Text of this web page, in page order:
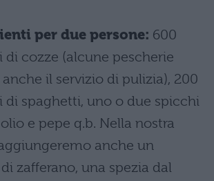
per due persone: 600
di cozze (alcune pescherie
il servizio di pulizia), 200
di spaghetti, uno o due spicchi
olio e pepe q.b. Nella nostra
anche un
zafferano, una spezia dal